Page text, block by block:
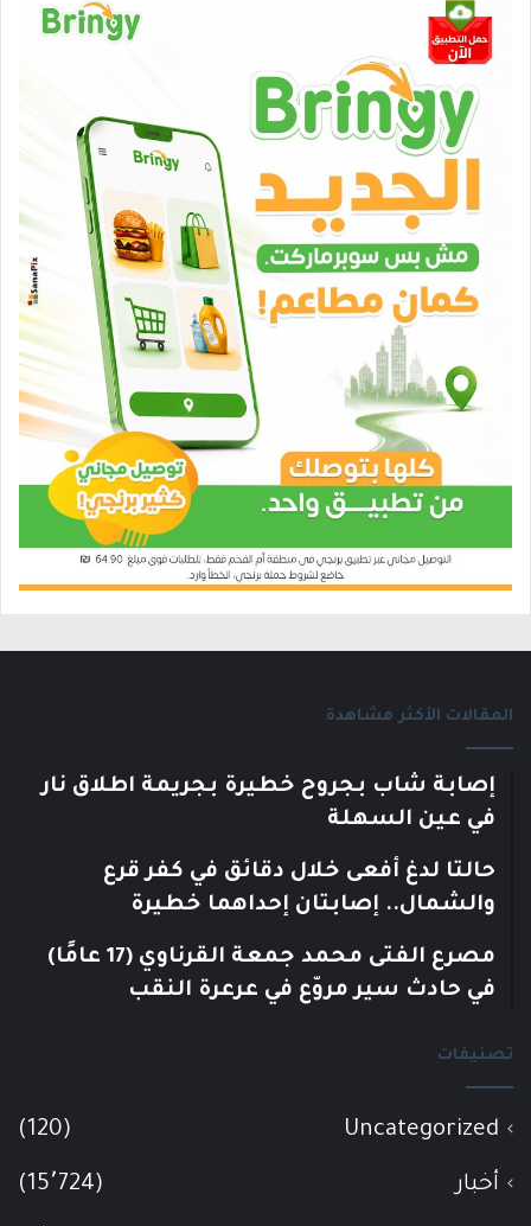
المقالات الأكثر مشاهدة
إصابة شاب بجروح خطيرة بجريمة اطلاق نار
في عين السهلة
حالتا لدغ أفعى خلال دقائق في كفر قرع
والشمال.. إصابتان إحداهما خطيرة
مصرع الفتى محمد جمعة القرناوي (17 عامًا)
في حادث سير مروّع في عرعرة النقب
تصنيفات
Uncategorized
(120)
أخبار (15٬724)